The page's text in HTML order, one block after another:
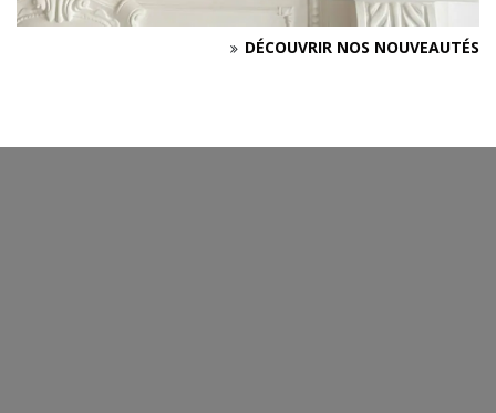
DÉCOUVRIR NOS NOUVEAUTÉS